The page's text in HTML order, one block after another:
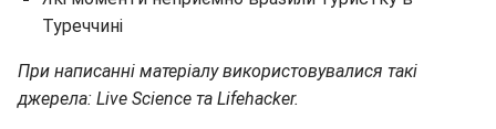
Туреччині
При написанні матеріалу використовувалися такі
джерела: Live Science та Lifehacker.